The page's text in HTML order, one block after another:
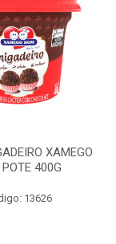
XAMEGO
400G
13626